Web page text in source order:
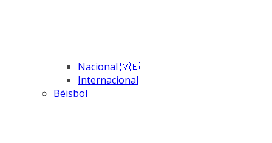
Nacional 🇻🇪
Internacional
Béisbol